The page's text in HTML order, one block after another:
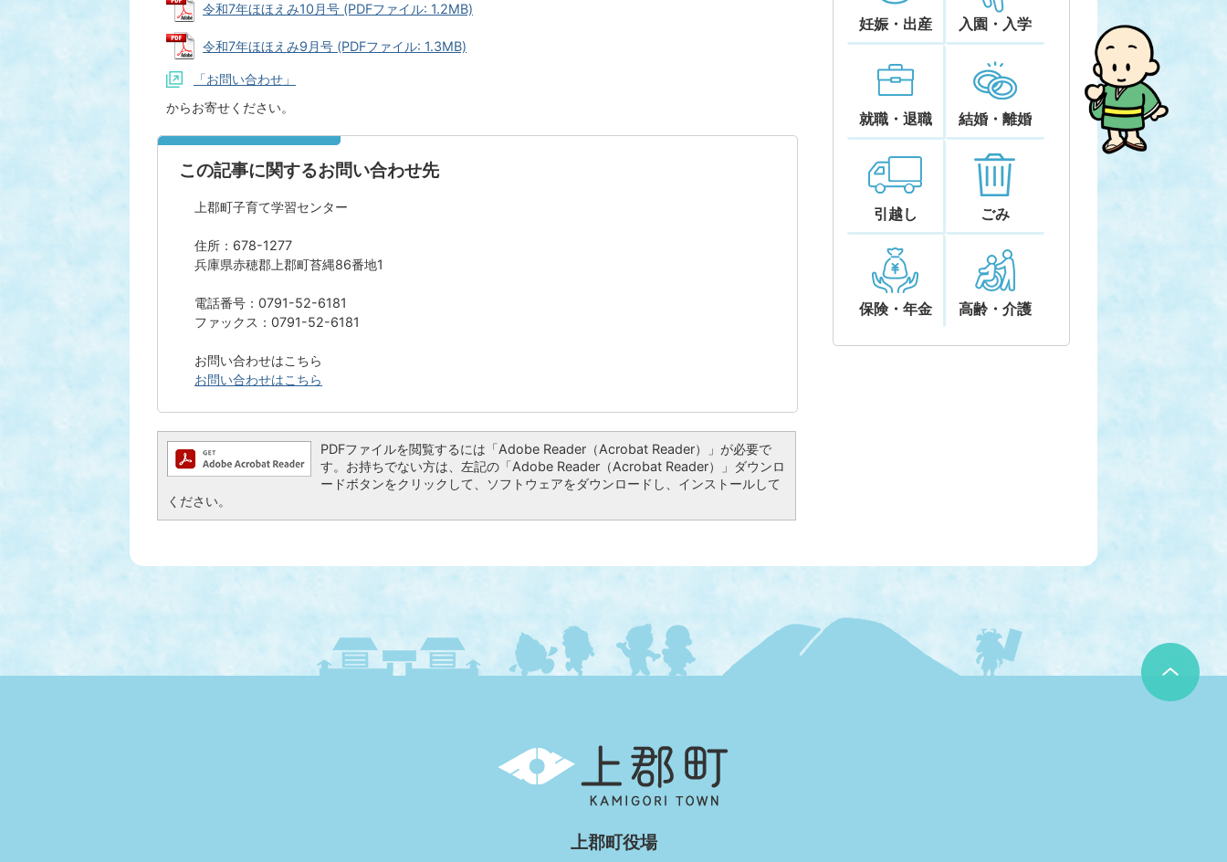
令和7年ほほえみ10月号 (PDFファイル: 1.2MB)
令和7年ほほえみ9月号 (PDFファイル: 1.3MB)
「お問い合わせ」
からお寄せください。
この記事に関するお問い合わせ先
上郡町子育て学習センター
住所：678-1277
兵庫県赤穂郡上郡町苔縄86番地1
電話番号：0791-52-6181
ファックス：0791-52-6181
お問い合わせはこちら
お問い合わせはこちら
PDFファイルを閲覧するには「Adobe Reader（Acrobat Reader）」が必要で
す。お持ちでない方は、左記の「Adobe Reader（Acrobat Reader）」ダウンロ
ードボタンをクリックして、ソフトウェアをダウンロードし、インストールして
ください。
妊娠・出産 入園・入学
就職・退職 結婚・離婚
引越し ごみ
保険・年金 高齢・介護
郡
上郡町役場